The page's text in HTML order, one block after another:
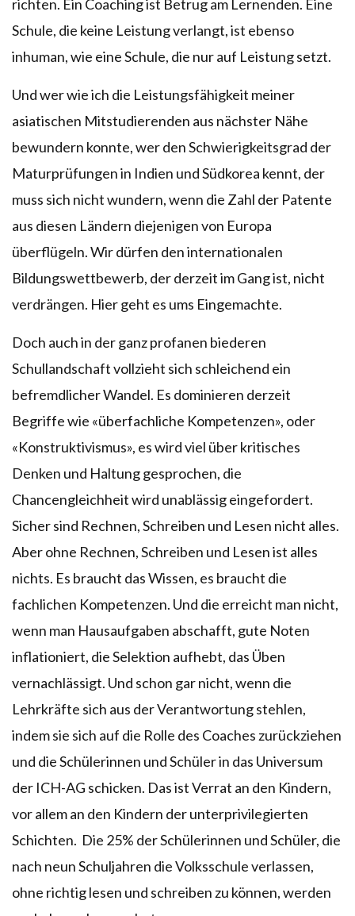
richten. Ein Coaching ist Betrug am Lernenden. Eine
Schule, die keine Leistung verlangt, ist ebenso
inhuman, wie eine Schule, die nur auf Leistung setzt.
Und wer wie ich die Leistungsfähigkeit meiner
asiatischen Mitstudierenden aus nächster Nähe
bewundern konnte, wer den Schwierigkeitsgrad der
Maturprüfungen in Indien und Südkorea kennt, der
muss sich nicht wundern, wenn die Zahl der Patente
aus diesen Ländern diejenigen von Europa
überflügeln. Wir dürfen den internationalen
Bildungswettbewerb, der derzeit im Gang ist, nicht
verdrängen. Hier geht es ums Eingemachte.
Doch auch in der ganz profanen biederen
Schullandschaft vollzieht sich schleichend ein
befremdlicher Wandel. Es dominieren derzeit
Begriffe wie «überfachliche Kompetenzen», oder
«Konstruktivismus», es wird viel über kritisches
Denken und Haltung gesprochen, die
Chancengleichheit wird unablässig eingefordert.
Sicher sind Rechnen, Schreiben und Lesen nicht alles.
Aber ohne Rechnen, Schreiben und Lesen ist alles
nichts. Es braucht das Wissen, es braucht die
fachlichen Kompetenzen. Und die erreicht man nicht,
wenn man Hausaufgaben abschafft, gute Noten
inflationiert, die Selektion aufhebt, das Üben
vernachlässigt. Und schon gar nicht, wenn die
Lehrkräfte sich aus der Verantwortung stehlen,
indem sie sich auf die Rolle des Coaches zurückziehen
und die Schülerinnen und Schüler in das Universum
der ICH-AG schicken. Das ist Verrat an den Kindern,
vor allem an den Kindern der unterprivilegierten
Schichten. Die 25% der Schülerinnen und Schüler, die
nach neun Schuljahren die Volksschule verlassen,
ohne richtig lesen und schreiben zu können, werden